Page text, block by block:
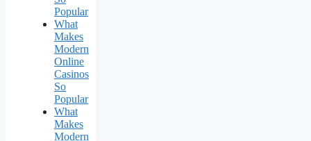
Popular
What
Makes
Modern
Online
Casinos
So
Popular
What
Makes
Modern